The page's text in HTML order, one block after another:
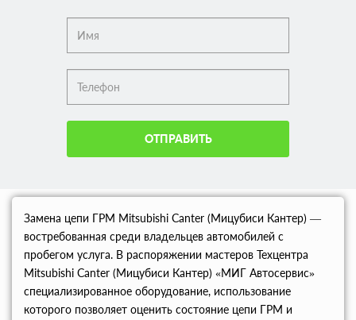
ОТПРАВИТЬ
Замена цепи ГРМ Mitsubishi Canter (Мицубиси Кантер) —
востребованная среди владельцев автомобилей с
пробегом услуга. В распоряжении мастеров Техцентра
Mitsubishi Canter (Мицубиси Кантер) «МИГ Автосервис»
специализированное оборудование, использование
которого позволяет оценить состояние цепи ГРМ и